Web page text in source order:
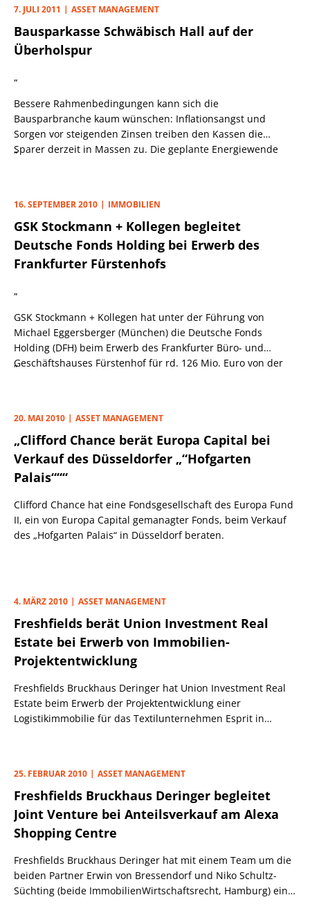
7. JULI 2011 ASSET MANAGEMENT
Bausparkasse Schwäbisch Hall auf der
Überholspur
„
Bessere Rahmenbedingungen kann sich die
Bausparbranche kaum wünschen: Inflationsangst und
Sorgen vor steigenden Zinsen treiben den Kassen die
Sparer derzeit in Massen zu. Die geplante Energiewende
„
16. SEPTEMBER 2010 IMMOBILIEN
GSK Stockmann + Kollegen begleitet
Deutsche Fonds Holding bei Erwerb des
Frankfurter Fürstenhofs
„
GSK Stockmann + Kollegen hat unter der Führung von
Michael Eggersberger (München) die Deutsche Fonds
Holding (DFH) beim Erwerb des Frankfurter Büro- und
Geschäftshauses Fürstenhof für rd. 126 Mio. Euro von der
„
20. MAI 2010 ASSET MANAGEMENT
„Clifford Chance berät Europa Capital bei
Verkauf des Düsseldorfer „“Hofgarten
Palais“““
Clifford Chance hat eine Fondsgesellschaft des Europa Fund
II, ein von Europa Capital gemanagter Fonds, beim Verkauf
des „Hofgarten Palais“ in Düsseldorf beraten.
4. MÄRZ 2010 ASSET MANAGEMENT
Freshfields berät Union Investment Real
Estate bei Erwerb von Immobilien-
Projektentwicklung
Freshfields Bruckhaus Deringer hat Union Investment Real
Estate beim Erwerb der Projektentwicklung einer
Logistikimmobilie für das Textilunternehmen Esprit in
25. FEBRUAR 2010 ASSET MANAGEMENT
Freshfields Bruckhaus Deringer begleitet
Joint Venture bei Anteilsverkauf am Alexa
Shopping Centre
Freshfields Bruckhaus Deringer hat mit einem Team um die
beiden Partner Erwin von Bressendorf und Niko Schultz-
Süchting (beide ImmobilienWirtschaftsrecht, Hamburg) ein